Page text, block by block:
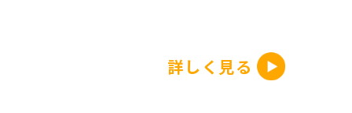
詳しく見る